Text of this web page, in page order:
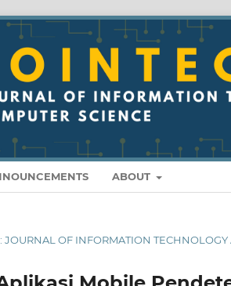
ABOUT
JOURNAL OF INFORMATION